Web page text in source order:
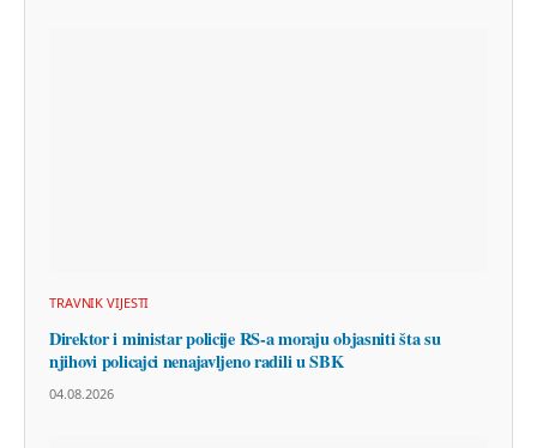
TRAVNIK VIJESTI
Direktor i ministar policije RS-a moraju objasniti šta su
njihovi policajci nenajavljeno radili u SBK
04.08.2026